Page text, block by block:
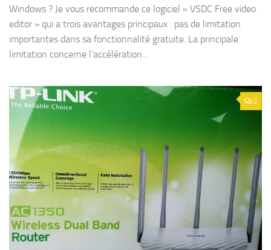
Windows ? Je vous recommande ce logiciel « VSDC Free video
editor » qui a trois avantages principaux : pas de limitation
importantes dans sa fonctionnalité gratuite. La principale
limitation concerne l’accélération...
2